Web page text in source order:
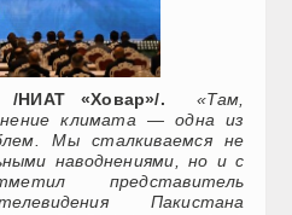
/НИАТ «Ховар»/.
«Там,
климата — одна из
Мы сталкиваемся не
наводнениями, но и с
представитель
Пакистана